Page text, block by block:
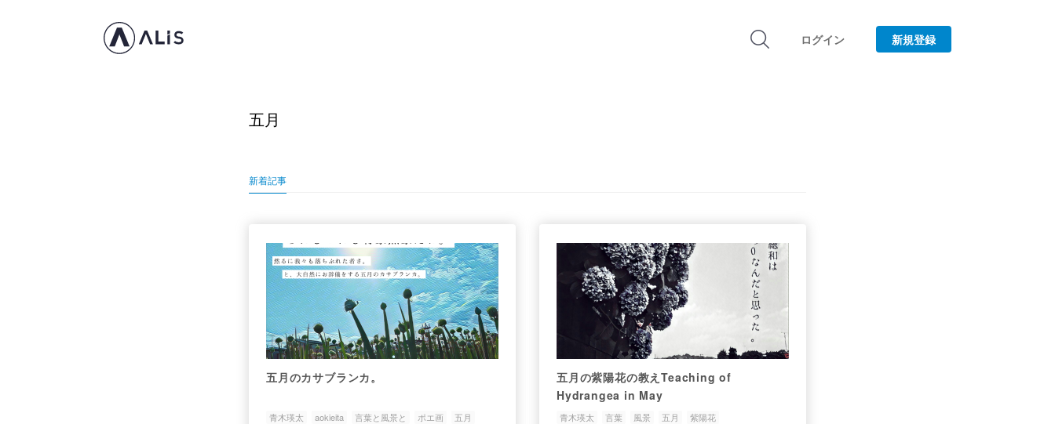
ログイン 新規登録
五月
新着記事
五月のカサブランカ。
青木瑛太 aokieita 言葉と風景と ポエ画 五月
五月の紫陽花の教えTeaching of
Hydrangea in May
青木瑛太 言葉 風景 五月 紫陽花